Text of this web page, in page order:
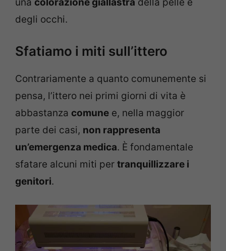
degli occhi.
Sfatiamo i miti sull’ittero
Contrariamente a quanto comunemente si
pensa, l’ittero nei primi giorni di vita è
abbastanza comune e, nella maggior
parte dei casi, non rappresenta
un’emergenza medica. È fondamentale
sfatare alcuni miti per tranquillizzare i
genitori.